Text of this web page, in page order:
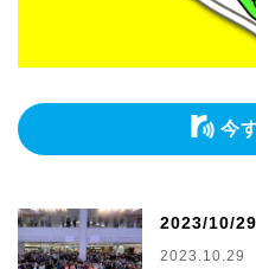
今
2023/10/
2023.10.29